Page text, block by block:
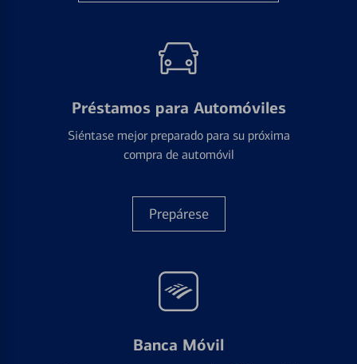
Préstamos para Automóviles
Siéntase mejor preparado para su próxima
compra de automóvil
Prepárese
Banca Móvil